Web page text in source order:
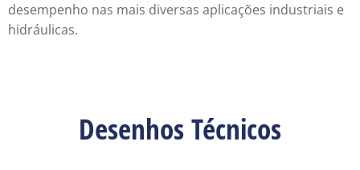
desempenho nas mais diversas aplicações industriais e
hidráulicas.
Desenhos Técnicos